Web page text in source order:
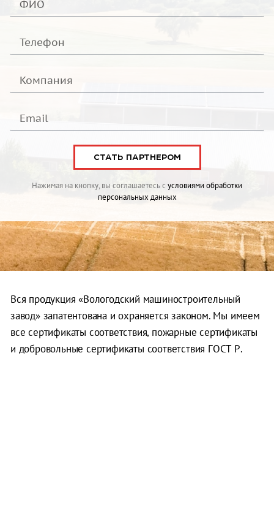
СТАТЬ ПАРТНЕРОМ
Нажимая на кнопку, вы соглашаетесь с условиями обработки
персональных данных
Вся продукция «Вологодский машиностроительный
завод» запатентована и охраняется законом. Мы имеем
все сертификаты соответствия, пожарные сертификаты
и добровольные сертификаты соответствия ГОСТ Р.